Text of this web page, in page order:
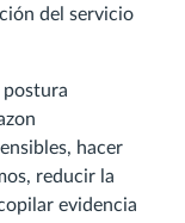
del servicio
postura
hacer
reducir la
evidencia